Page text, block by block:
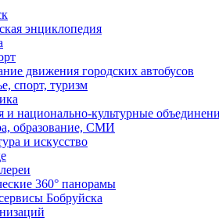
энциклопедия
движения городских автобусов
спорт, туризм
и национально-культурные
образование, СМИ
и искусство
360° панорамы
Бобруйска